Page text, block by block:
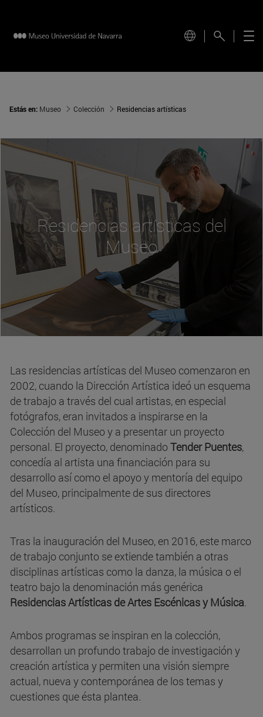
Estás en: Museo Colección Residencias artísticas
Residencias artísticas del
Museo
Las residencias artísticas del Museo comenzaron en
2002, cuando la Dirección Artística ideó un esquema
de trabajo a través del cual artistas, en especial
fotógrafos, eran invitados a inspirarse en la
Colección del Museo y a presentar un proyecto
personal. El proyecto, denominado Tender Puentes,
concedía al artista una financiación para su
desarrollo así como el apoyo y mentoría del equipo
del Museo, principalmente de sus directores
artísticos.
Tras la inauguración del Museo, en 2016, este marco
de trabajo conjunto se extiende también a otras
disciplinas artísticas como la danza, la música o el
teatro bajo la denominación más genérica
Residencias Artísticas de Artes Escénicas y Música.
Ambos programas se inspiran en la colección,
desarrollan un profundo trabajo de investigación y
creación artística y permiten una visión siempre
actual, nueva y contemporánea de los temas y
cuestiones que ésta plantea.